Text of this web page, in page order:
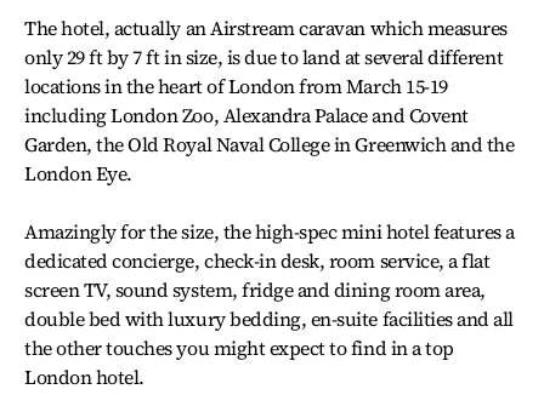
The hotel, actually an Airstream caravan which measures
only 29 ft by 7 ft in size, is due to land at several different
locations in the heart of London from March 15-19
including London Zoo, Alexandra Palace and Covent
Garden, the Old Royal Naval College in Greenwich and the
London Eye.
Amazingly for the size, the high-spec mini hotel features a
dedicated concierge, check-in desk, room service, a flat
screen TV, sound system, fridge and dining room area,
double bed with luxury bedding, en-suite facilities and all
the other touches you might expect to find in a top
London hotel.